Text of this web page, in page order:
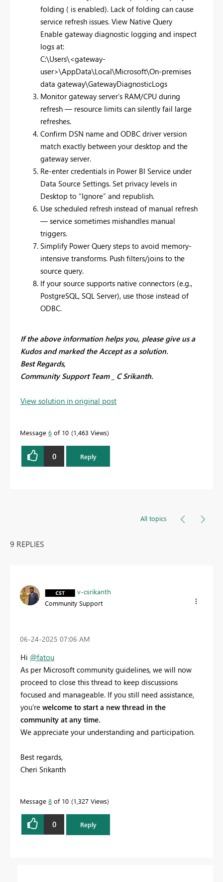
folding ( is enabled). Lack of folding can cause
service refresh issues. View Native Query
Enable gateway diagnostic logging and inspect
logs at:
C:\Users\<gateway-
user>\AppData\Local\Microsoft\On-premises
data gateway\GatewayDiagnosticLogs
Monitor gateway server’s RAM/CPU during
refresh — resource limits can silently fail large
refreshes.
Confirm DSN name and ODBC driver version
match exactly between your desktop and the
gateway server.
Re-enter credentials in Power BI Service under
Data Source Settings. Set privacy levels in
Desktop to “Ignore” and republish.
Use scheduled refresh instead of manual refresh
— service sometimes mishandles manual
triggers.
Simplify Power Query steps to avoid memory-
intensive transforms. Push filters/joins to the
source query.
If your source supports native connectors (e.g.,
PostgreSQL, SQL Server), use those instead of
ODBC.
If the above information helps you, please give us a
Kudos and marked the Accept as a solution.
Best Regards,
Community Support Team _ C Srikanth.
View solution in original post
Message 6 of 10 1,463 Views
0 Reply
All topics
9 REPLIES
v-csrikanth
Community Support
‎06-24-2025 07:06 AM
Hi @fatou
As per Microsoft community guidelines, we will now
proceed to close this thread to keep discussions
focused and manageable. If you still need assistance,
you're welcome to start a new thread in the
community at any time.
We appreciate your understanding and participation.
Best regards,
Cheri Srikanth
Message 8 of 10 1,327 Views
0 Reply